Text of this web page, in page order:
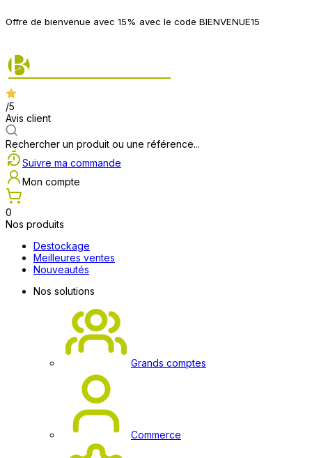
Offre de bienvenue avec 15% avec le code BIENVENUE15
/5
Avis client
Rechercher un produit ou une référence...
Suivre ma commande
Mon compte
0
Nos produits
Destockage
Meilleures ventes
Nouveautés
Nos solutions
Grands comptes
Commerce